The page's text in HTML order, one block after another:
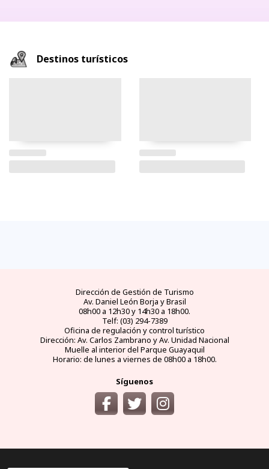
Destinos turísticos
Dirección de Gestión de Turismo
Av. Daniel León Borja y Brasil
08h00 a 12h30 y 14h30 a 18h00.
Telf: (03) 294-7389
Oficina de regulación y control turístico
Dirección: Av. Carlos Zambrano y Av. Unidad Nacional
Muelle al interior del Parque Guayaquil
Horario: de lunes a viernes de 08h00 a 18h00.
Síguenos